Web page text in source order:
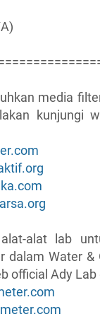
media
kunjungi
alat lab
dalam Water &
official Ady Lab